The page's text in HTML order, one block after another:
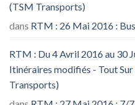
(TSM Transports)
dans RTM : 26 Mai 2016 :
RTM : Du 4 Avril 2016 au 30
Itinéraires modifiés - Tout
Transports)